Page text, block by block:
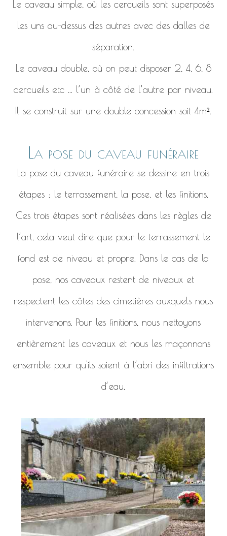
Le caveau simple, où les cercueils sont superposés
les uns au-dessus des autres avec des dalles de
séparation.
Le caveau double, où on peut disposer 2, 4, 6, 8
cercueils etc ... l’un à côté de l’autre par niveau.
Il se construit sur une double concession soit 4m².
La pose du caveau funéraire
La pose du caveau funéraire se dessine en trois
étapes : le terrassement, la pose, et les finitions.
Ces trois étapes sont réalisées dans les règles de
l’art, cela veut dire que pour le terrassement le
fond est de niveau et propre. Dans le cas de la
pose, nos caveaux restent de niveaux et
respectent les côtes des cimetières auxquels nous
intervenons. Pour les finitions, nous nettoyons
entièrement les caveaux et nous les maçonnons
ensemble pour qu'ils soient à l’abri des infiltrations
d’eau.